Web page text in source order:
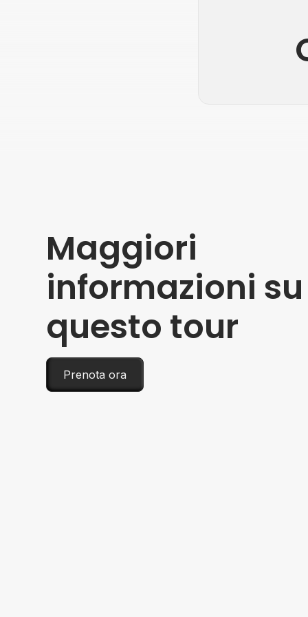
Maggiori
informazioni su
questo tour
Prenota ora